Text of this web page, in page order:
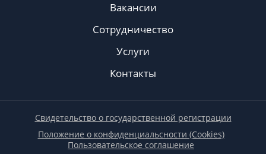
Вакансии
Сотрудничество
Услуги
Контакты
Пользовательское соглашение
Положение о конфиденциальсности (Cookies)
Свидетельство о государственной регистрации